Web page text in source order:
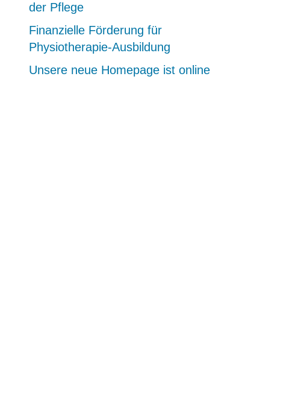
der Pflege
Finanzielle Förderung für
Physiotherapie-Ausbildung
Unsere neue Homepage ist online